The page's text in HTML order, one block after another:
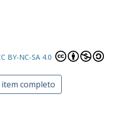
BY-NC-SA 4.0
completo